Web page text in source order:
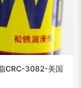
CRC-3082-美国